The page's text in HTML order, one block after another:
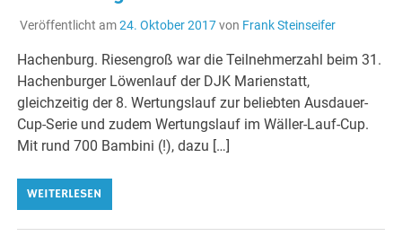
Veröffentlicht am24. Oktober 2017von Frank Steinseifer
Hachenburg. Riesengroß war die Teilnehmerzahl beim 31.
Hachenburger Löwenlauf der DJK Marienstatt,
gleichzeitig der 8. Wertungslauf zur beliebten Ausdauer-
Cup-Serie und zudem Wertungslauf im Wäller-Lauf-Cup.
Mit rund 700 Bambini (!), dazu […]
WEITERLESEN